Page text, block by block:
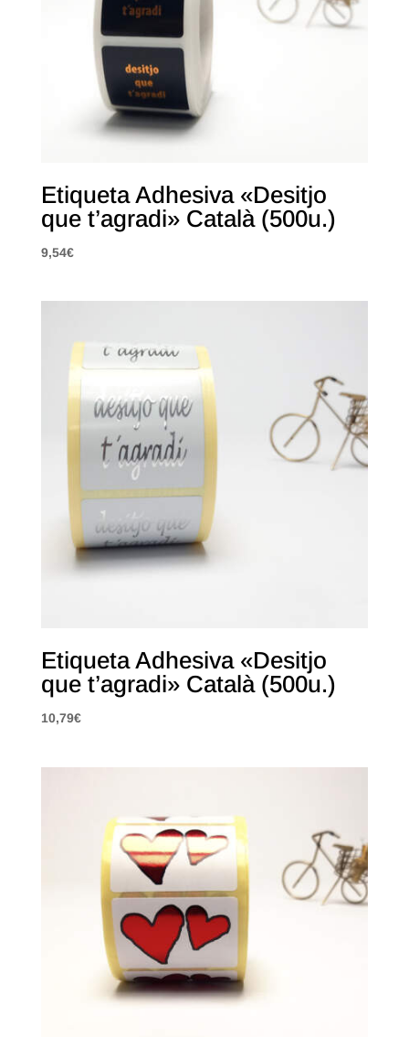
Etiqueta Adhesiva «Desitjo
que t’agradi» Català (500u.)
9,54€
Etiqueta Adhesiva «Desitjo
que t’agradi» Català (500u.)
10,79€